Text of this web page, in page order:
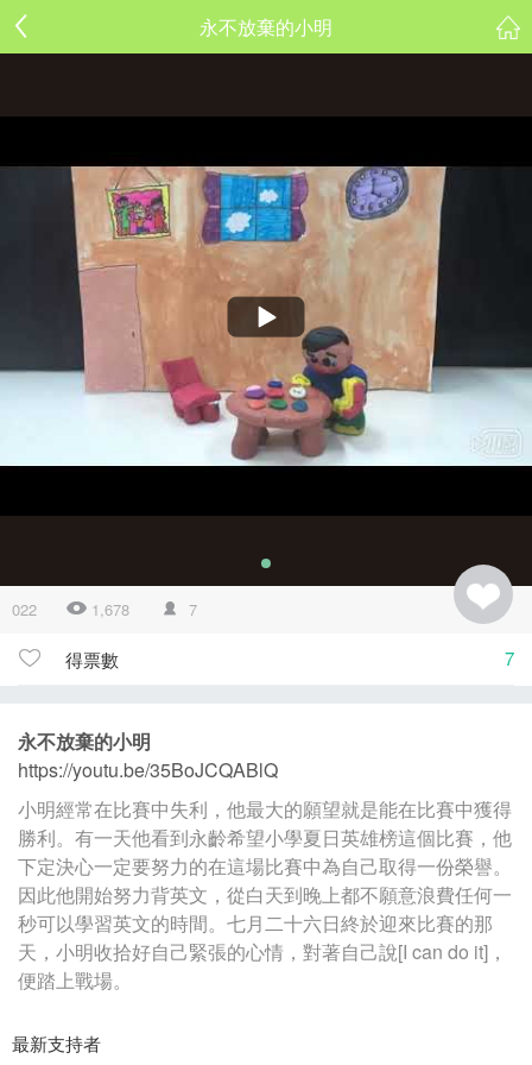
永不放棄的小明
022 1,678 7
得票數 7
永不放棄的小明
https://youtu.be/35BoJCQABlQ
小明經常在比賽中失利，他最大的願望就是能在比賽中獲得
勝利。有一天他看到永齡希望小學夏日英雄榜這個比賽，他
下定決心一定要努力的在這場比賽中為自己取得一份榮譽。
因此他開始努力背英文，從白天到晚上都不願意浪費任何一
秒可以學習英文的時間。七月二十六日終於迎來比賽的那
天，小明收拾好自己緊張的心情，對著自己說[I can do it]，
便踏上戰場。
最新支持者